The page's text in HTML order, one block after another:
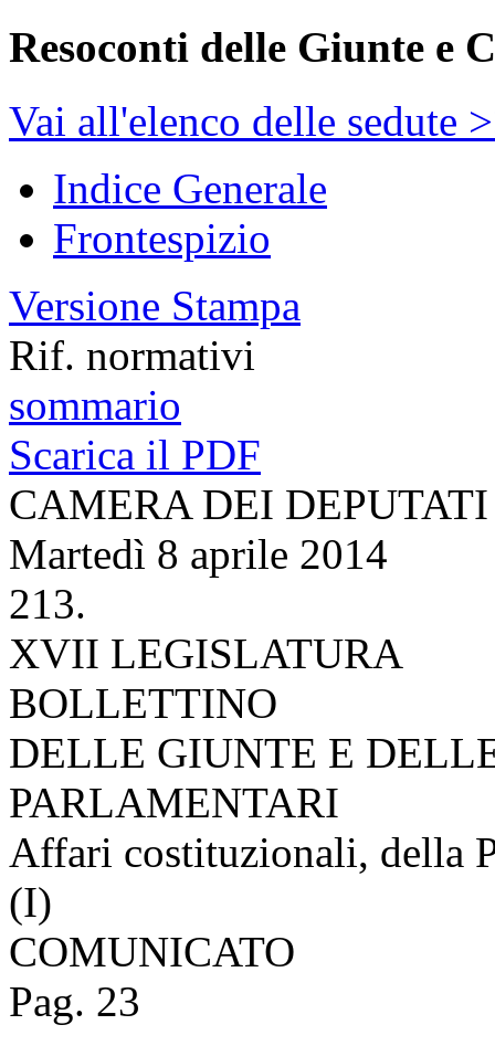
Resoconti delle Giunte e
Vai all'elenco delle sedute
Indice Generale
Frontespizio
Versione Stampa
Rif. normativi
sommario
Scarica il PDF
CAMERA DEI DEPUTATI
Martedì 8 aprile 2014
213.
XVII LEGISLATURA
BOLLETTINO
DELLE GIUNTE E
PARLAMENTARI
Affari costituzionali, della
(I)
COMUNICATO
Pag. 23